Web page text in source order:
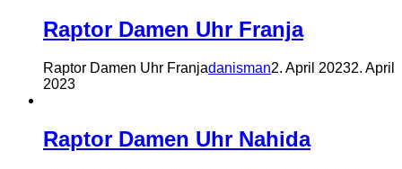
Raptor Damen Uhr Franja
Raptor Damen Uhr Franjadanisman2. April 20232. April
2023
Raptor Damen Uhr Nahida